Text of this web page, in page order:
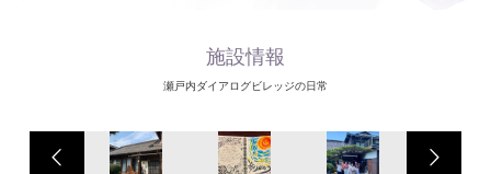
施設情報
瀬戸内ダイアログビレッジの日常